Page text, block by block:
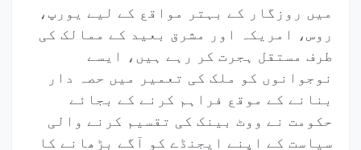
میں روزگار کے بہتر مواقع کے لیے یورپ،
روس، امریکہ اور مشرق بعید کے ممالک کی
طرف مستقل ہجرت کر رہے ہیں، ایسے
نوجوانوں کو ملک کی تعمیر میں حصہ دار
بنانے کے موقع فراہم کرنے کے بجائے
حکومت نے ووٹ بینک کی تقسیم کرنے والی
سیاست کے اپنے ایجنڈے کو آگے بڑھانے کا